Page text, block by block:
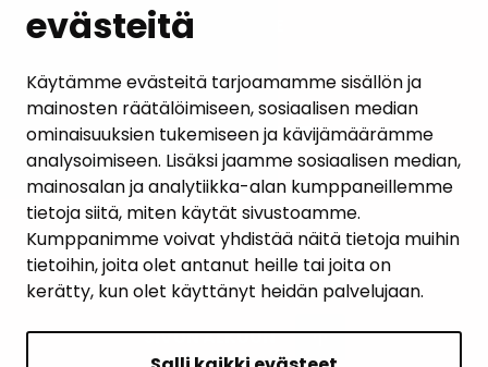
evästeitä
Käytämme evästeitä tarjoamamme sisällön ja
mainosten räätälöimiseen, sosiaalisen median
ominaisuuksien tukemiseen ja kävijämäärämme
analysoimiseen. Lisäksi jaamme sosiaalisen median,
mainosalan ja analytiikka-alan kumppaneillemme
tietoja siitä, miten käytät sivustoamme.
Kumppanimme voivat yhdistää näitä tietoja muihin
tietoihin, joita olet antanut heille tai joita on
kerätty, kun olet käyttänyt heidän palvelujaan.
AJANKOHTAISET
YHTEYSTIEDOT
KARTTAPALVELU
SIVUN ALKUUN